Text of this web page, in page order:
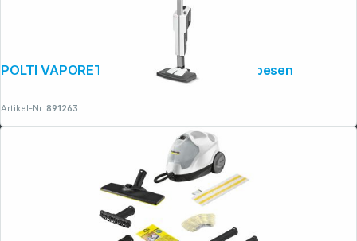
POLTI VAPORETTO SV610 STYLE Dampfbesen
Artikel-Nr.:891263